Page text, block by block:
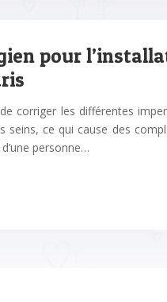
pour
corriger les différentes
seins, ce qui cause des
personne…